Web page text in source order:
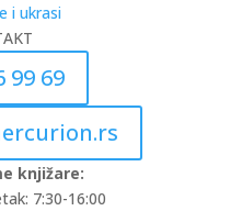
i ukrasi
99 69
knjižare:
7:30-16:00